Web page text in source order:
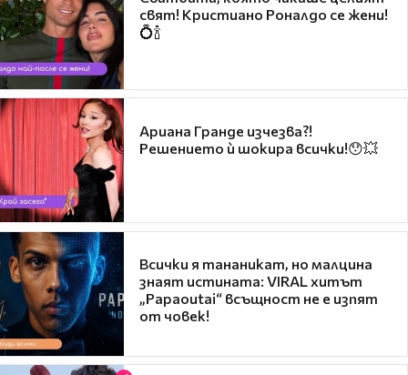
свят! Кристиано Роналдо се жени!
💍🍾
Ариана Гранде изчезва?!
Решението ѝ шокира всички!😯💥
Всички я тананикат, но малцина
знаят истината: VIRAL хитът
„Papaoutai“ всъщност не е изпят
от човек!